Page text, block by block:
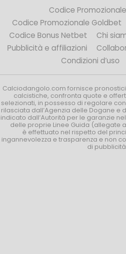
Codice
Codice Promozionale Goldbet
Codice Bonus Netbet
Chi
Pubblicità e affiliazioni
Condizioni d’uso
Calciodangolo.com fornisce
calcistiche, confronta quote e
selezionati, in possesso di regolare
rilasciata dall’Agenzia delle Dogane e
indicato dall’Autorità per le garanzie
delle proprie Linee Guida (allegate
è effettuato nel rispetto del
ingannevolezza e trasparenza e non
di